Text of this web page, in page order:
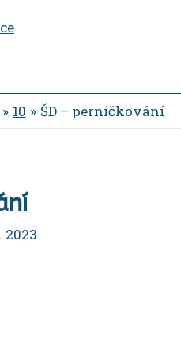
10 ŠD – perníčkování
2023